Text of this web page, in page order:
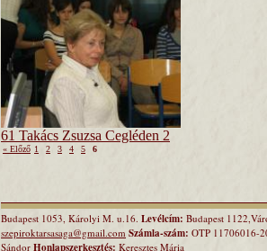
61 Takács Zsuzsa Cegléden 2
« Előző 1 2 3 4 5 6
Budapest 1053, Károlyi M. u.16. Levélcím: Budapest
szepiroktarsasaga@gmail.com Számla-szám: OTP 11706016-
Sándor Honlapszerkesztés: Keresztes Mária